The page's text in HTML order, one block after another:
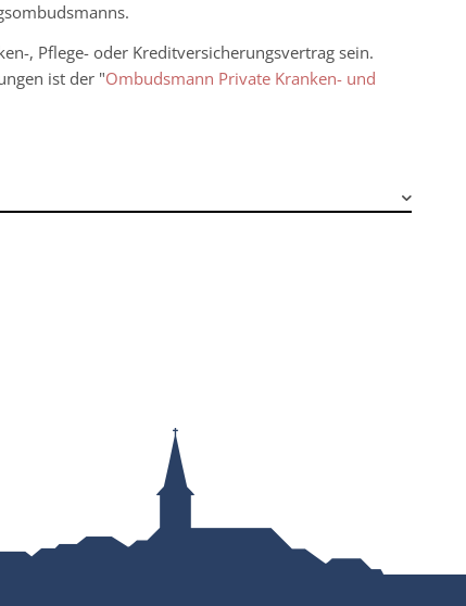
, Pflege- oder Kreditversicherungsvertrag sein.
ist der "Ombudsmann Private Kranken- und